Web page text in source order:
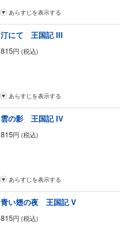
あらすじを表示する
汀にて 王国記 III
815円 (税込)
あらすじを表示する
雲の影 王国記 IV
815円 (税込)
あらすじを表示する
青い翅の夜 王国記 V
815円 (税込)